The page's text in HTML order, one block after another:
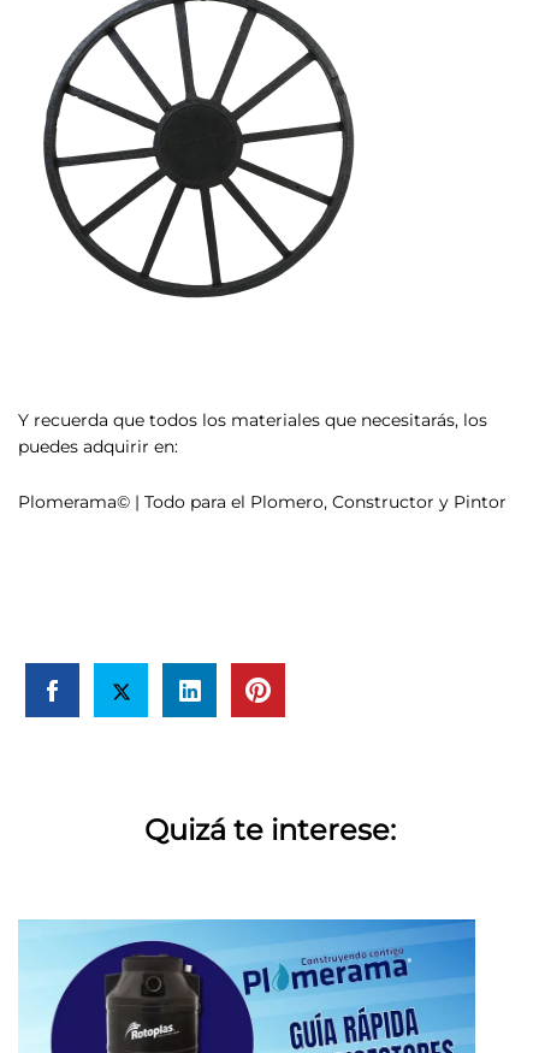
Y recuerda que todos los materiales que necesitarás, los
puedes adquirir en:
Plomerama© | Todo para el Plomero, Constructor y Pintor
Quizá te interese: